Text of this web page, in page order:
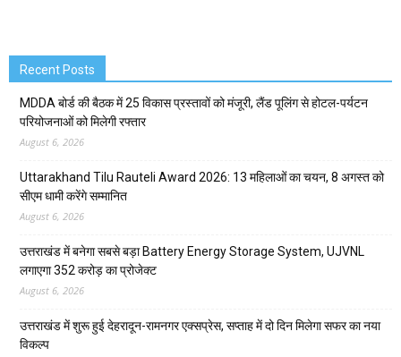
Recent Posts
MDDA बोर्ड की बैठक में 25 विकास प्रस्तावों को मंजूरी, लैंड पूलिंग से होटल-पर्यटन
परियोजनाओं को मिलेगी रफ्तार
August 6, 2026
Uttarakhand Tilu Rauteli Award 2026: 13 महिलाओं का चयन, 8 अगस्त को
सीएम धामी करेंगे सम्मानित
August 6, 2026
उत्तराखंड में बनेगा सबसे बड़ा Battery Energy Storage System, UJVNL
लगाएगा 352 करोड़ का प्रोजेक्ट
August 6, 2026
उत्तराखंड में शुरू हुई देहरादून-रामनगर एक्सप्रेस, सप्ताह में दो दिन मिलेगा सफर का नया
विकल्प